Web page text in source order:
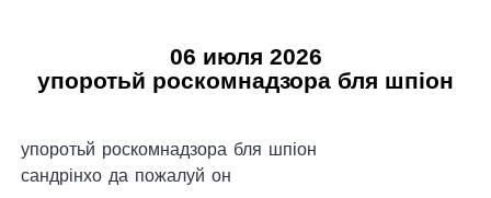
06 июля 2026
упоротьй роскомнадзора бля шпіон
упоротьй роскомнадзора бля шпіон
сандрінхо да пожалуй он